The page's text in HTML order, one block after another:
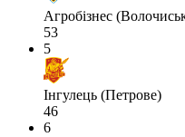
Агробізнес
53
5
Інгулець (Петрове)
46
6